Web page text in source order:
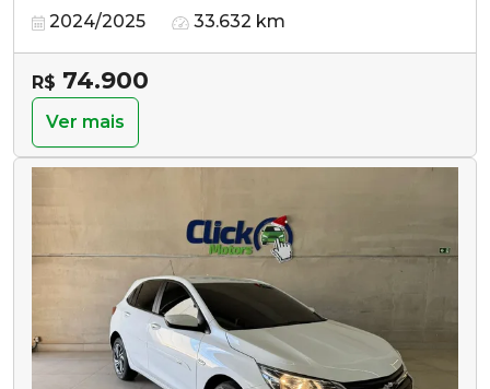
2024/2025 33.632 km
R$ 74.900
Ver mais